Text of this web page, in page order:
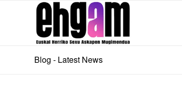
Blog - Latest News